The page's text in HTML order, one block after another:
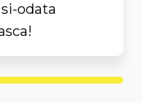
odata